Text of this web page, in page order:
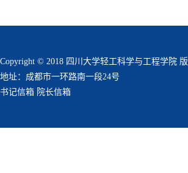
Copyright © 2018 四川大学轻工科学与工程学院
地址：成都市一环路南一段24号
书记信箱 院长信箱